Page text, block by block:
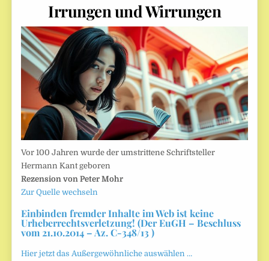
Irrungen und Wirrungen
Vor 100 Jahren wurde der umstrittene Schriftsteller
Hermann Kant geboren
Rezension von Peter Mohr
Zur Quelle wechseln
Einbinden fremder Inhalte im Web ist keine
Urheberrechtsverletzung! (Der EuGH – Beschluss
vom 21.10.2014 – Az. C-348/13 )
Hier jetzt das Außergewöhnliche auswählen …